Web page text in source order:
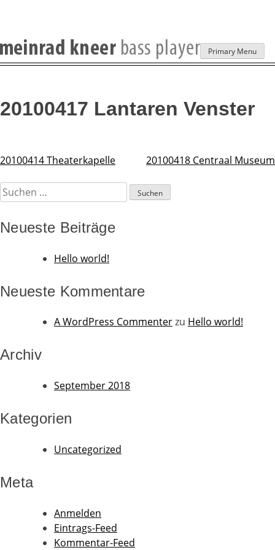
Skip
to
Primary Menu
20100417 Lantaren Venster
Beitragsnavigation
20100414 Theaterkapelle 20100418 Centraal Museum
Suchen
nach:
Neueste Beiträge
Hello world!
Neueste Kommentare
A WordPress Commenterzu Hello world!
Archiv
September 2018
Kategorien
Uncategorized
Meta
Anmelden
Eintrags-Feed
Kommentar-Feed